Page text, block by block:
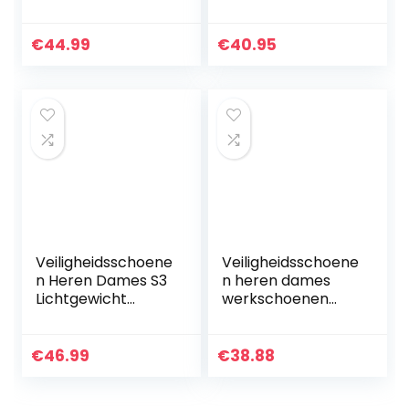
Veiligheid Trainers
€44.99
Shoes S3 Ademend
€40.95
Veiligheidsschoene
n Heren Dames S3
Lichtgewicht
Industriële
€46.99
Veiligheidsschoene
n heren dames
werkschoenen
werkveiligheidssch
€38.88